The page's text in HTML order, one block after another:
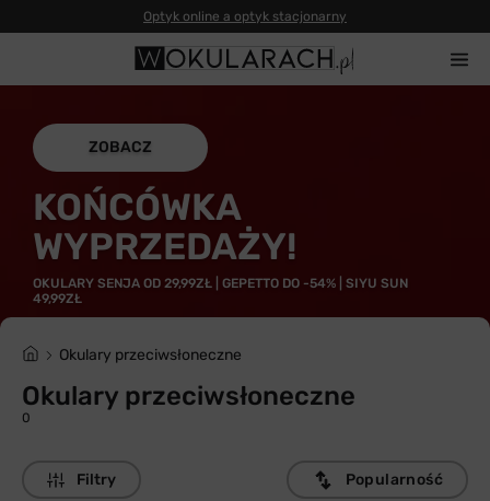
Optyk online a optyk stacjonarny
ZOBACZ
KOŃCÓWKA
WYPRZEDAŻY!
OKULARY SENJA OD 29,99ZŁ | GEPETTO DO -54% | SIYU SUN
49,99ZŁ
Okulary przeciwsłoneczne
Okulary przeciwsłoneczne
0
Filtry Popularność